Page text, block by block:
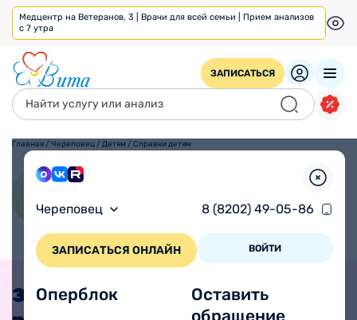
Медцентр на Ветеранов, 3 | Врачи для всей семьи | Прием анализов
с 7 утра
ЗАПИСАТЬСЯ
Череповец 8 (8202) 49-05-86
ЗАПИСАТЬСЯ ОНЛАЙН ВОЙТИ
Оперблок
Оставить
обращение
Главная /Череповец /Детям /Справки детям
Записать